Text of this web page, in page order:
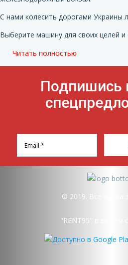
С нами колесить дорогами Украины
Выберите машину для своих целей
Читать полностью
Подпишись
© 2019. Все права
"RENT95" в вашем